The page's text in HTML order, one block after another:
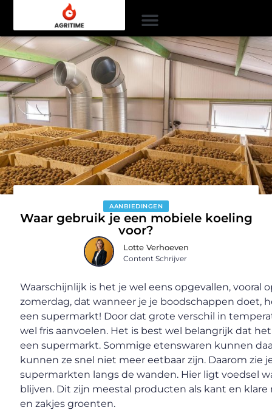
AANBIEDINGEN
Waar gebruik je een mobiele koeling
voor?
Lotte Verhoeven
Content Schrijver
Waarschijnlijk is het je wel eens opgevallen, vooral
zomerdag, dat wanneer je je boodschappen doet,
een supermarkt! Door dat grote verschil in
wel fris aanvoelen. Het is best wel belangrijk dat
een supermarkt. Sommige etenswaren kunnen
kunnen ze snel niet meer eetbaar zijn. Daarom zie
supermarkten langs de wanden. Hier ligt voedsel
blijven. Dit zijn meestal producten als kant en klare
en zakjes groenten.